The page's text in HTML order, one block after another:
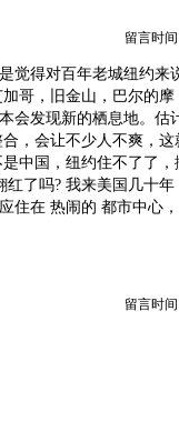
留言时间
觉得对百年老城纽约来
哥，旧金山，巴尔的
会发现新的栖息地。估
，会让不少人不爽，
中国，纽约住不了了
了吗? 我来美国几十
住在 热闹的 都市中心
留言时间